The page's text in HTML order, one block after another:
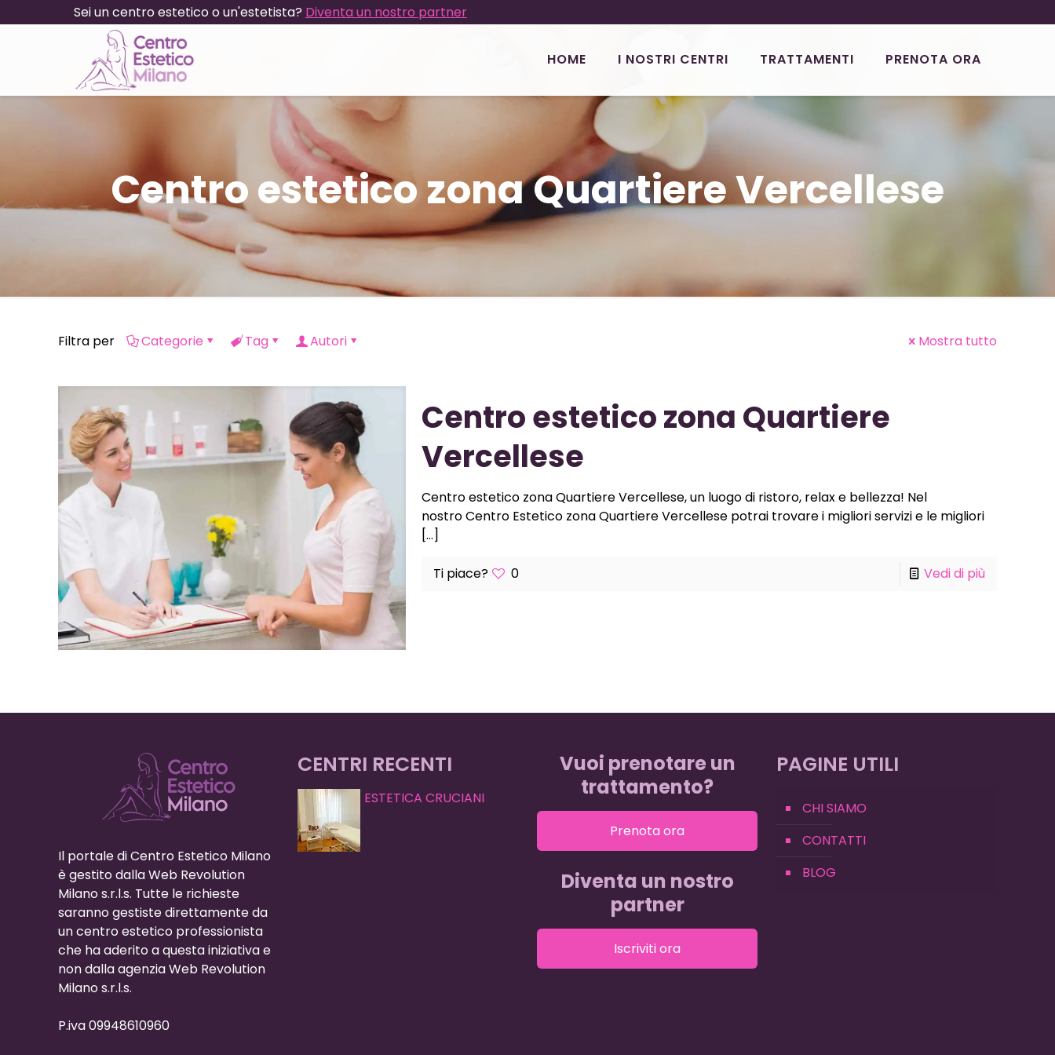
Sei un centro estetico o un'estetista? Diventa un nostro partner
HOME I NOSTRI CENTRI TRATTAMENTI PRENOTA ORA
Centro estetico zona Quartiere Vercellese
Filtra per Categorie Tag Autori Mostra tutto
Centro estetico zona Quartiere
Vercellese
Centro estetico zona Quartiere Vercellese, un luogo di ristoro, relax e bellezza! Nel
nostro Centro Estetico zona Quartiere Vercellese potrai trovare i migliori servizi e le migliori
[…]
Ti piace? 0 Vedi di più
Il portale di Centro Estetico Milano
è gestito dalla Web Revolution
Milano s.r.l.s. Tutte le richieste
saranno gestiste direttamente da
un centro estetico professionista
che ha aderito a questa iniziativa e
non dalla agenzia Web Revolution
Milano s.r.l.s.
P.iva 09948610960
CENTRI RECENTI
ESTETICA CRUCIANI
Vuoi prenotare un
trattamento?
Prenota ora
Diventa un nostro
partner
Iscriviti ora
PAGINE UTILI
CHI SIAMO
CONTATTI
BLOG